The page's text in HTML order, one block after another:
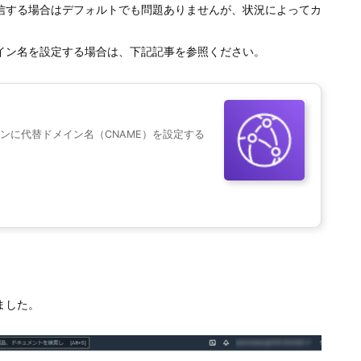
る場合はデフォルトでも問題ありませんが、状況によってカ
名を設定する場合は、下記記事を参照ください。
に代替ドメイン名（CNAME）を設定する
た。